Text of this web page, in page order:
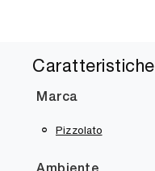
Caratteristiche
Marca
Pizzolato